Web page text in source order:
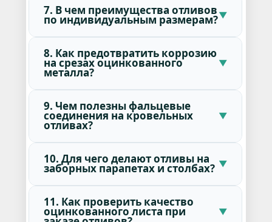
7. В чем преимущества отливов
по индивидуальным размерам?
8. Как предотвратить коррозию
на срезах оцинкованного
металла?
9. Чем полезны фальцевые
соединения на кровельных
отливах?
10. Для чего делают отливы на
заборных парапетах и столбах?
11. Как проверить качество
оцинкованного листа при